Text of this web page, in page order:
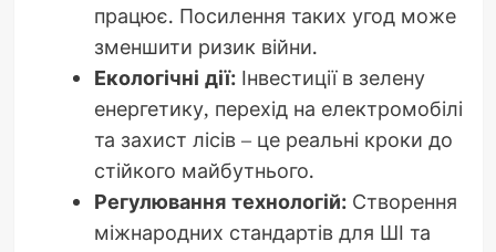
працює. Посилення таких угод може
зменшити ризик війни.
Екологічні дії:Інвестиції в зелену
енергетику, перехід на електромобілі
та захист лісів – це реальні кроки до
стійкого майбутнього.
Регулювання технологій:Створення
міжнародних стандартів для ШІ та